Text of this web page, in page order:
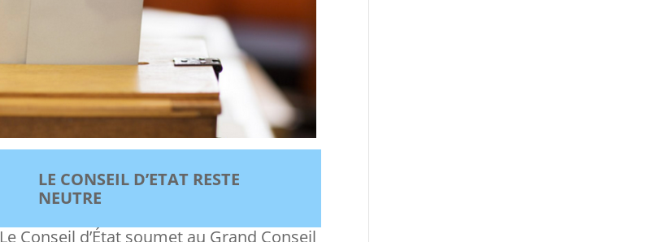
LE CONSEIL D’ETAT RESTE
NEUTRE
Le Conseil d’État soumet au Grand Conseil